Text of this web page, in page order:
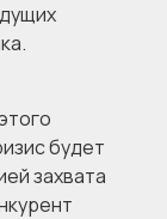
будет
захвата